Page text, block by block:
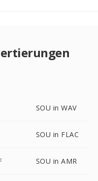
SOU in WAV
SOU in FLAC
SOU in AMR